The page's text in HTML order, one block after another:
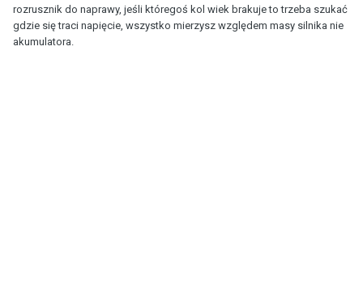
rozrusznik do naprawy, jeśli któregoś kol wiek brakuje to trzeba szukać
gdzie się traci napięcie, wszystko mierzysz względem masy silnika nie
akumulatora.